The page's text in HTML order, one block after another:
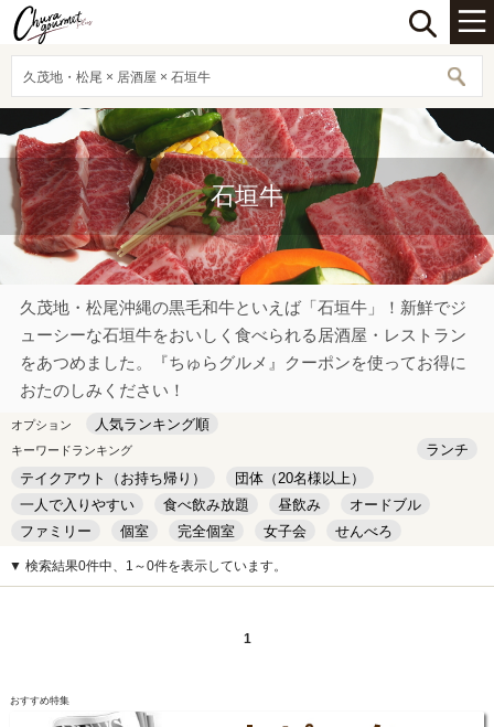
久茂地・松尾 × 居酒屋 × 石垣牛
石垣牛
久茂地・松尾沖縄の黒毛和牛といえば「石垣牛」！新鮮でジ
ューシーな石垣牛をおいしく食べられる居酒屋・レストラン
をあつめました。『ちゅらグルメ』クーポンを使ってお得に
おたのしみください！
オプション 人気ランキング順
キーワードランキング
ランチ
テイクアウト（お持ち帰り）
団体（20名様以上）
一人で入りやすい
食べ飲み放題 昼飲み
オードブル
ファミリー
個室 完全個室 女子会
せんべろ
キッズルーム
安い デート
▼ 検索結果0件中、1～0件を表示しています。
1
おすすめ特集